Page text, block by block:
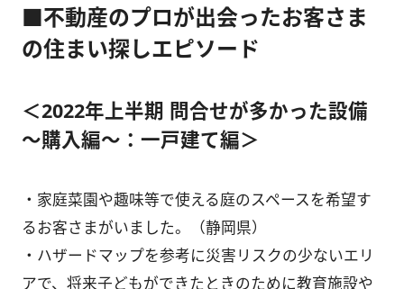
■不動産のプロが出会ったお客さま
の住まい探しエピソード
＜2022年上半期 問合せが多かった設備
～購入編～：一戸建て編＞
・家庭菜園や趣味等で使える庭のスペースを希望す
るお客さまがいました。（静岡県）
・ハザードマップを参考に災害リスクの少ないエリ
アで、将来子どもができたときのために教育施設や